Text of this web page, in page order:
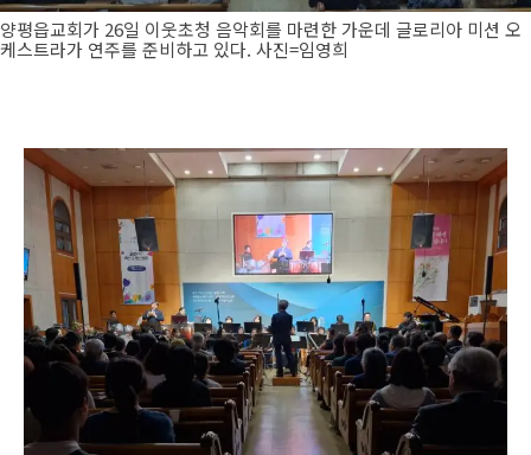
양평읍교회가 26일 이웃초청 음악회를 마련한 가운데 글로리아 미션 오
케스트라가 연주를 준비하고 있다. 사진=임영희